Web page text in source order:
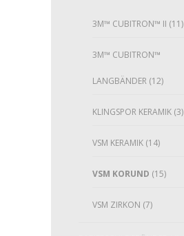
3M™ CUBITRON™ II (11)
3M™ CUBITRON™
LANGBÄNDER (12)
KLINGSPOR KERAMIK (3)
VSM KERAMIK (14)
VSM KORUND (15)
VSM ZIRKON (7)